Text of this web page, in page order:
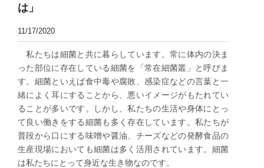
は」
11/17/2020
私たちは細菌と共に暮らしています。常に体内の決ま
った部位に存在している細菌を「常在細菌叢」と呼びま
す。細菌といえば食中毒や腐敗、感染症などの言葉と一
緒によく耳にすることから、悪いイメージがもたれてい
ることが多いです。しかし、私たちの生活や身体にとっ
て良い働きをする細菌も多く存在しています。私たちが
普段から口にする味噌や醤油、チーズなどの発酵食品の
生産現場においても細菌は多く活用されています。細菌
は私たちにとって身近な生き物なのです。​